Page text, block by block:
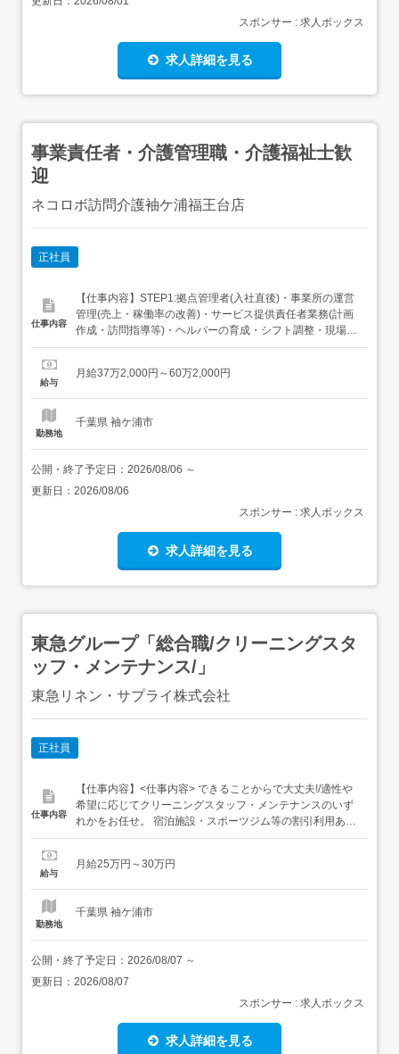
スポンサー : 求人ボックス
求人詳細を見る
事業責任者・介護管理職・介護福祉士歓
迎
ネコロボ訪問介護袖ケ浦福王台店
正社員
仕事内容
【仕事内容】STEP1:拠点管理者(入社直後)・事業所の運営
管理(売上・稼働率の改善)・サービス提供責任者業務(計画
作成・訪問指導等)・ヘルパーの育成・シフト調整・現場支
援・ケアマネジャー等との連携・調整STEP2:事業責任者
経営数値管理・現場課題の抽出と「仕組み化」による解
給与
月給37万2,000円～60万2,000円
勤務地
千葉県 袖ケ浦市
公開・終了予定日： 2026/08/06 ～
更新日： 2026/08/06
スポンサー : 求人ボックス
求人詳細を見る
東急グループ「総合職/クリーニングスタ
ッフ・メンテナンス/」
東急リネン・サプライ株式会社
正社員
仕事内容
【仕事内容】<仕事内容> できることからで大丈夫!/適性や
希望に応じてクリーニングスタッフ・メンテナンスのいず
れかをお任せ。 宿泊施設・スポーツジム等の割引利用あり
< クリーニングスタッフ > 宿泊者のゲストクリーニング(タ
えた後は、経験に応じて担当を割り振ります。慣れてきた
給与
月給25万円～30万円
勤務地
千葉県 袖ケ浦市
公開・終了予定日： 2026/08/07 ～
更新日： 2026/08/07
スポンサー : 求人ボックス
求人詳細を見る